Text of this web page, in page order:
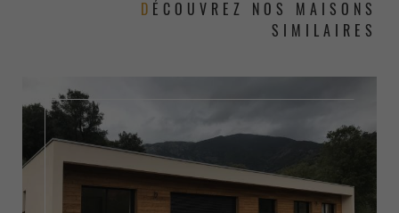
DÉCOUVREZ NOS MAISONS
SIMILAIRES